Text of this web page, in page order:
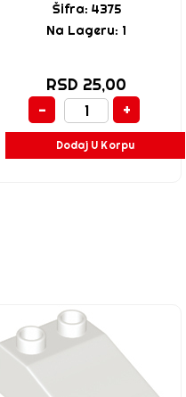
Šifra: 4375
Na Lageru: 1
RSD 25,00
-
+
Dodaj U Korpu